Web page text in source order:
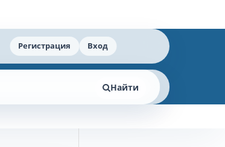
Регистрация Вход
Найти